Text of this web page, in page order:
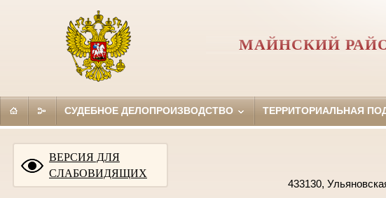
МАЙНСКИЙ
СУДЕБНОЕ ДЕЛОПРОИЗВОДСТВО ТЕРРИТОРИАЛЬНАЯ
ВЕРСИЯ ДЛЯ
СЛАБОВИДЯЩИХ
433130, Ульяновская